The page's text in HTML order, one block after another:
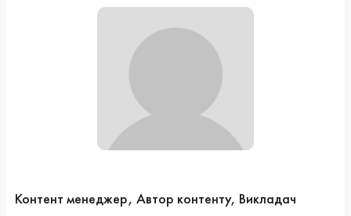
Контент менеджер, Автор контенту, Викладач